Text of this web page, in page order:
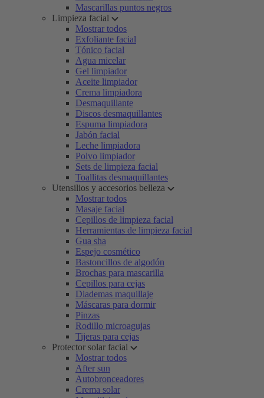
Mascarillas puntos negros
Limpieza facial
Mostrar todos
Exfoliante facial
Tónico facial
Agua micelar
Gel limpiador
Aceite limpiador
Crema limpiadora
Desmaquillante
Discos desmaquillantes
Espuma limpiadora
Jabón facial
Leche limpiadora
Polvo limpiador
Sets de limpieza facial
Toallitas desmaquillantes
Utensilios y accesorios belleza
Mostrar todos
Masaje facial
Cepillos de limpieza facial
Herramientas de limpieza facial
Gua sha
Espejo cosmético
Bastoncillos de algodón
Brochas para mascarilla
Cepillos para cejas
Diademas maquillaje
Máscaras para dormir
Pinzas
Rodillo microagujas
Tijeras para cejas
Protector solar facial
Mostrar todos
After sun
Autobronceadores
Crema solar